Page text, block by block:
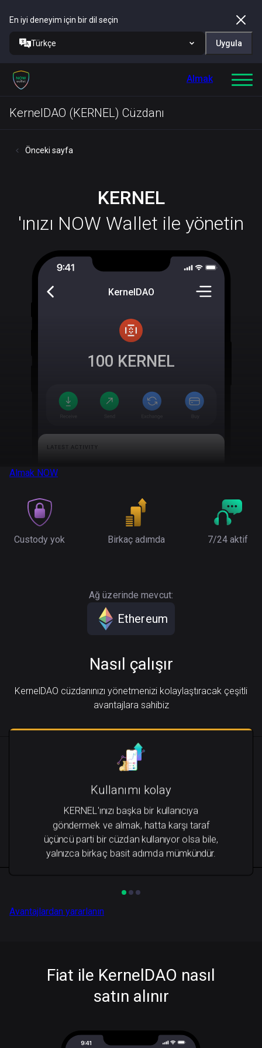
En iyi deneyim için bir dil seçin
Türkçe Uygula
Almak
KernelDAO (KERNEL) Cüzdanı
Önceki sayfa
KERNEL
'ınızı NOW Wallet ile yönetin
KernelDAO
100 KERNEL
Almak NOW
Custody yok Birkaç adımda 7/24 aktif
Ağ üzerinde mevcut:
Ethereum
Nasıl çalışır
KernelDAO cüzdanınızı yönetmenizi kolaylaştıracak çeşitli
avantajlara sahibiz
Kullanımı kolay
KERNEL'ınızı başka bir kullanıcıya
göndermek ve almak, hatta karşı taraf
üçüncü parti bir cüzdan kullanıyor olsa bile,
yalnızca birkaç basit adımda mümkündür.
Avantajlardan yararlanın
Fiat ile KernelDAO nasıl
satın alınır